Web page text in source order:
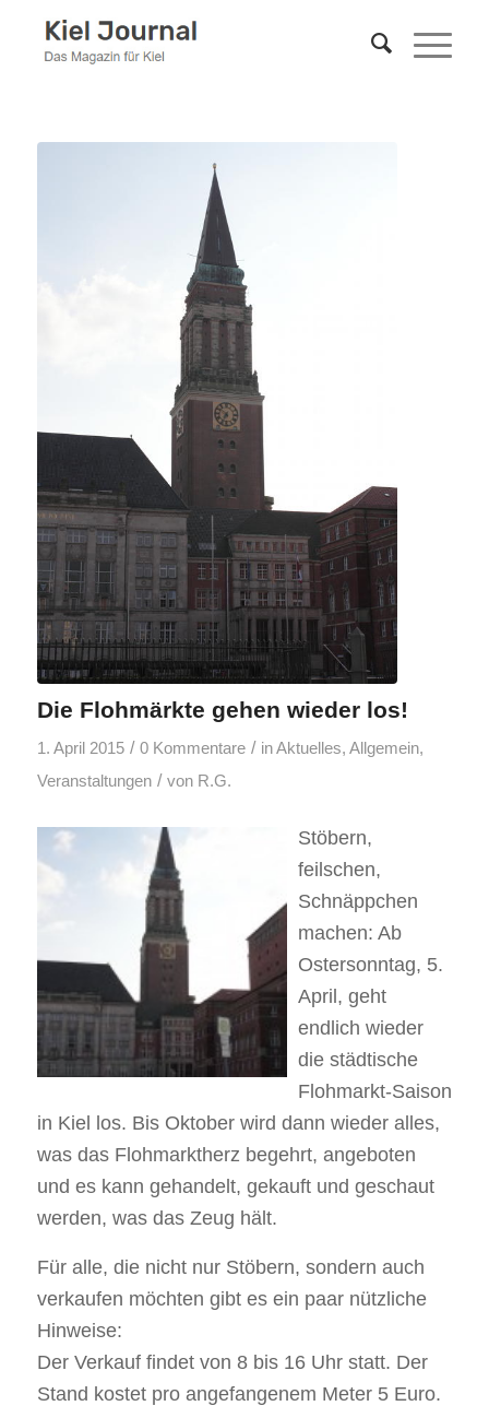
Die Flohmärkte gehen wieder los!
1. April 2015 / 0 Kommentare / inAktuelles, Allgemein,
Veranstaltungen / von R.G.
Stöbern,
feilschen,
Schnäppchen
machen: Ab
Ostersonntag, 5.
April, geht
endlich wieder
die städtische
Flohmarkt-Saison
in Kiel los. Bis Oktober wird dann wieder alles,
was das Flohmarktherz begehrt, angeboten
und es kann gehandelt, gekauft und geschaut
werden, was das Zeug hält.
Für alle, die nicht nur Stöbern, sondern auch
verkaufen möchten gibt es ein paar nützliche
Hinweise:
Der Verkauf findet von 8 bis 16 Uhr statt. Der
Stand kostet pro angefangenem Meter 5 Euro.